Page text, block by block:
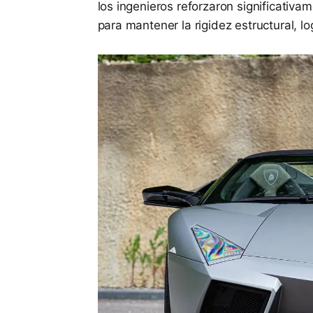
los ingenieros reforzaron
para mantener la rigidez estructural,